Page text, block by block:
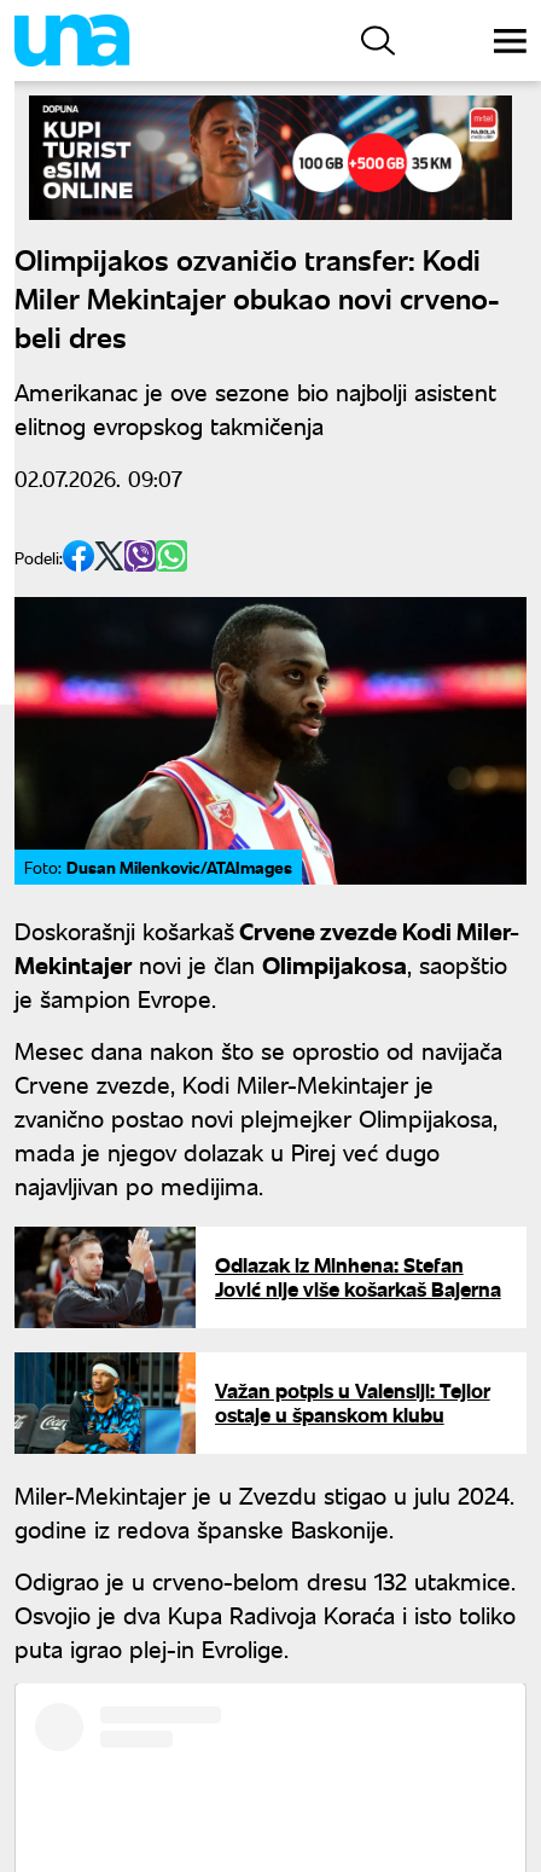
Olimpijakos ozvaničio transfer: Kodi
Miler Mekintajer obukao novi crveno-
beli dres
Amerikanac je ove sezone bio najbolji asistent
elitnog evropskog takmičenja
02.07.2026. 09:07
Podeli:
Foto: Dusan Milenkovic/ATAImages
Doskorašnji košarkašCrvene zvezde Kodi Miler-
Mekintajernovi je član Olimpijakosa, saopštio
je šampion Evrope.
Mesec dana nakon što se oprostio od navijača
Crvene zvezde, Kodi Miler-Mekintajer je
zvanično postao novi plejmejker Olimpijakosa,
mada je njegov dolazak u Pirej već dugo
najavljivan po medijima.
Odlazak iz Minhena: Stefan
Jović nije više košarkaš Bajerna
Važan potpis u Valensiji: Tejlor
ostaje u španskom klubu
Miler-Mekintajer je u Zvezdu stigao u julu 2024.
godine iz redova španske Baskonije.
Odigrao je u crveno-belom dresu 132 utakmice.
Osvojio je dva Kupa Radivoja Koraća i isto toliko
puta igrao plej-in Evrolige.